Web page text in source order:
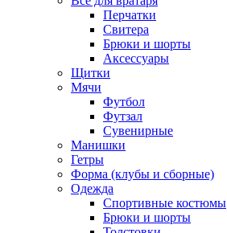
Перчатки
Cвитера
Брюки и шорты
Аксессуары
Щитки
Мячи
Футбол
Футзал
Сувенирные
Манишки
Гетры
Форма (клубы и сборные)
Одежда
Спортивные костюмы
Брюки и шорты